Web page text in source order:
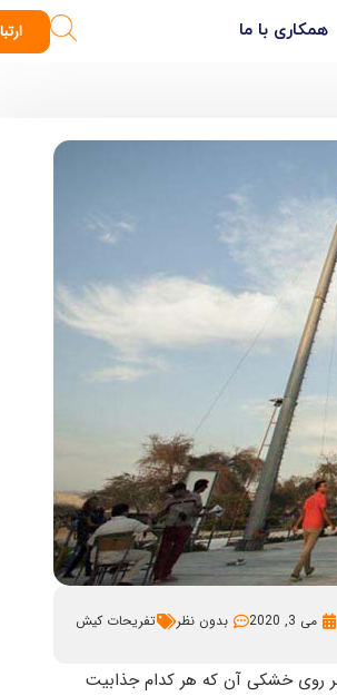
همکاری با ما
می 3, 2020 بدون نظر تفریحات کیش
بر روی خشکی آن که هر کدام جذابیت